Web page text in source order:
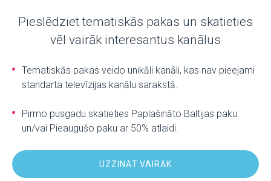
Pieslēdziet tematiskās pakas un skatieties
vēl vairāk interesantus kanālus
Tematiskās pakas veido unikāli kanāli, kas nav pieejami
standarta televīzijas kanālu sarakstā.
Pirmo pusgadu skatieties Paplašināto Baltijas paku
un/vai Pieaugušo paku ar 50% atlaidi.
UZZINĀT VAIRĀK